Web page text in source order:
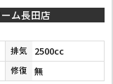
ーム長田店
排気 2500cc
修復 無